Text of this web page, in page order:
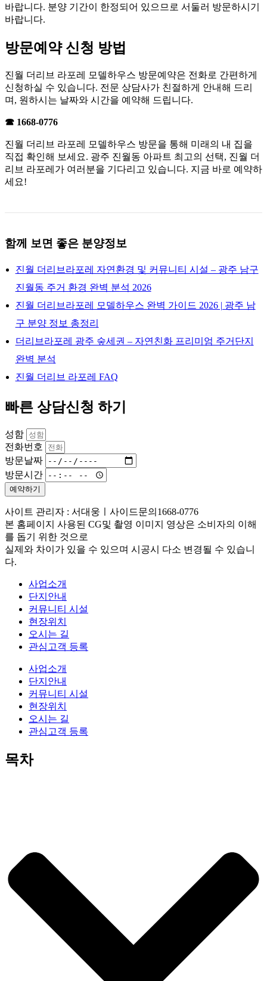
바랍니다. 분양 기간이 한정되어 있으므로 서둘러 방문하시기
바랍니다.
방문예약 신청 방법
진월 더리브 라포레 모델하우스 방문예약은 전화로 간편하게
신청하실 수 있습니다. 전문 상담사가 친절하게 안내해 드리
며, 원하시는 날짜와 시간을 예약해 드립니다.
☎ 1668-0776
진월 더리브 라포레 모델하우스 방문을 통해 미래의 내 집을
직접 확인해 보세요. 광주 진월동 아파트 최고의 선택, 진월 더
리브 라포레가 여러분을 기다리고 있습니다. 지금 바로 예약하
세요!
함께 보면 좋은 분양정보
진월 더리브라포레 자연환경 및 커뮤니티 시설 – 광주 남구
진월동 주거 환경 완벽 분석 2026
진월 더리브라포레 모델하우스 완벽 가이드 2026 | 광주 남
구 분양 정보 총정리
더리브라포레 광주 숲세권 – 자연친화 프리미엄 주거단지
완벽 분석
진월 더리브 라포레 FAQ
빠른 상담신청 하기
성함
전화번호
방문날짜
방문시간
예약하기
사이트 관리자 : 서대웅ㅣ사이드문의1668-0776
본 홈페이지 사용된 CG및 촬영 이미지 영상은 소비자의 이해
를 돕기 위한 것으로
실제와 차이가 있을 수 있으며 시공시 다소 변경될 수 있습니
다.
사업소개
단지안내
커뮤니티 시설
현장위치
오시는 길
관심고객 등록
사업소개
단지안내
커뮤니티 시설
현장위치
오시는 길
관심고객 등록
목차